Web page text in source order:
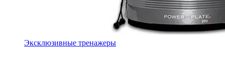
Эксклюзивные тренажеры